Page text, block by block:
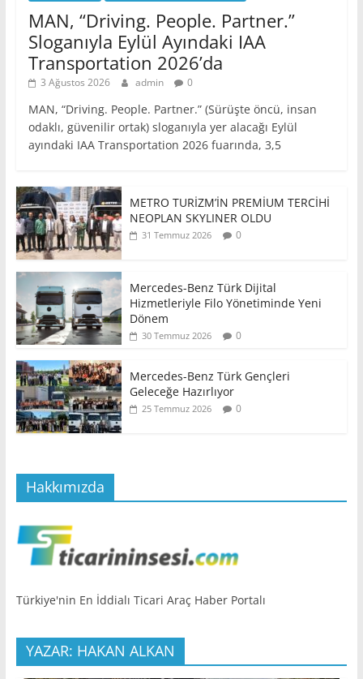
MAN, “Driving. People. Partner.”
Sloganıyla Eylül Ayındaki IAA
Transportation 2026’da
3 Ağustos 2026 admin 0
MAN, “Driving. People. Partner.” (Sürüşte öncü, insan
odaklı, güvenilir ortak) sloganıyla yer alacağı Eylül
ayındaki IAA Transportation 2026 fuarında, 3,5
METRO TURİZM’İN PREMİUM TERCİHİ
NEOPLAN SKYLINER OLDU
31 Temmuz 2026 0
Mercedes-Benz Türk Dijital
Hizmetleriyle Filo Yönetiminde Yeni
Dönem
30 Temmuz 2026 0
Mercedes-Benz Türk Gençleri
Geleceğe Hazırlıyor
25 Temmuz 2026 0
Hakkımızda
Türkiye'nin En İddialı Ticari Araç Haber Portalı
YAZAR: HAKAN ALKAN